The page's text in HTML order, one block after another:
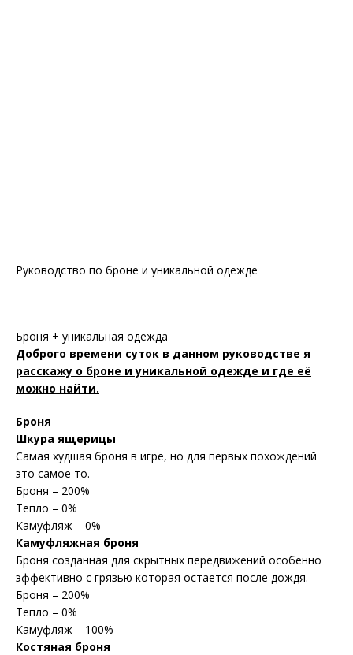
Руководство по броне и уникальной одежде
Броня + уникальная одежда
Доброго времени суток в данном руководстве я
расскажу о броне и уникальной одежде и где её
можно найти.
Броня
Шкура ящерицы
Самая худшая броня в игре, но для первых похождений
это самое то.
Броня – 200%
Тепло – 0%
Камуфляж – 0%
Камуфляжная броня
Броня созданная для скрытных передвижений особенно
эффективно с грязью которая остается после дождя.
Броня – 200%
Тепло – 0%
Камуфляж – 100%
Костяная броня